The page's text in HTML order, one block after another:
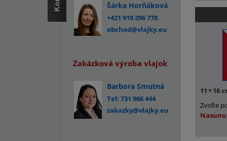
11 × 16
Zvoľte
Šárka Horňáková
+421 919 296 778
obchod@vlajky.eu
Zakázková výroba vlajok
Barbora Smutná
Tel: 731 966 444
zakazky@vlajky.eu